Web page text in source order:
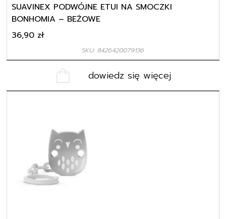
SUAVINEX PODWÓJNE ETUI NA SMOCZKI
BONHOMIA – BEŻOWE
SKU: 8426420079136
36,90 zł
dowiedz się więcej